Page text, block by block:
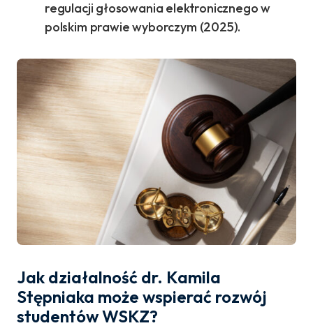
regulacji głosowania elektronicznego w
polskim prawie wyborczym (2025).
Jak działalność dr. Kamila
Stępniaka może wspierać rozwój
studentów WSKZ?